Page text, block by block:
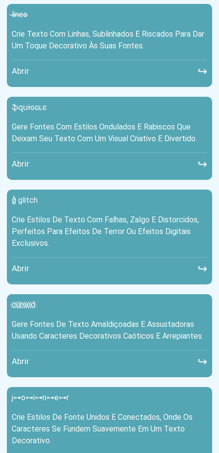
l̶i̶n̶e̶s̶
Crie Texto Com Linhas, Sublinhados E Riscados Para Dar
Um Toque Decorativo Às Suas Fontes.
Abrir ↪
ֆզʊɨɢɢʟɛ
Gere Fontes Com Estilos Ondulados E Rabiscos Que
Deixam Seu Texto Com Um Visual Criativo E Divertido.
Abrir ↪
g̷̊̇ glitch
Crie Estilos De Texto Com Falhas, Zalgo E Distorcidos,
Perfeitos Para Efeitos De Terror Ou Efeitos Digitais
Exclusivos.
Abrir ↪
c҉u҉r҉s҉e҉d҉
Gere Fontes De Texto Amaldiçoadas E Assustadoras
Usando Caracteres Decorativos Caóticos E Arrepiantes.
Abrir ↪
j⊶o⊶i⊶n⊶e⊶r
Crie Estilos De Fonte Unidos E Conectados, Onde Os
Caracteres Se Fundem Suavemente Em Um Texto
Decorativo.